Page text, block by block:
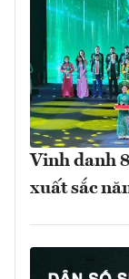
Vinh danh
xuất sắc